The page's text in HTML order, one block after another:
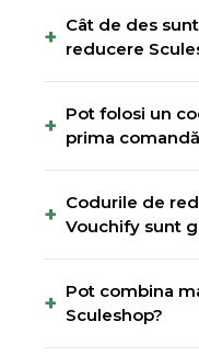
+ Cât de des
reducere
+ Pot folosi un
prima
+ Codurile de
Vouchify sunt
+ Pot combina
Sculeshop?